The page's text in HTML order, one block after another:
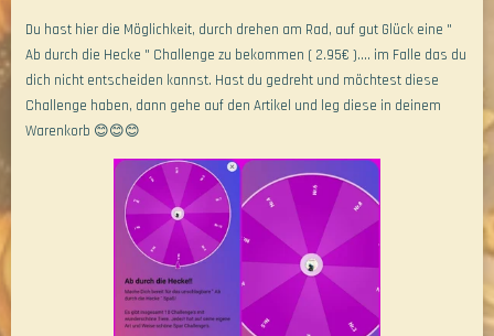
Du hast hier die Möglichkeit, durch drehen am Rad, auf gut Glück eine "
Ab durch die Hecke " Challenge zu bekommen ( 2.95€ ).... im Falle das du
dich nicht entscheiden kannst. Hast du gedreht und möchtest diese
Challenge haben, dann gehe auf den Artikel und leg diese in deinem
Warenkorb 😊😊😊